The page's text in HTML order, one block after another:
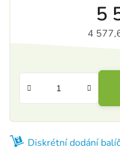
5
4
Diskrétní dodání